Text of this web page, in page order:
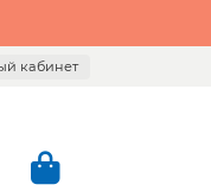
кабинет